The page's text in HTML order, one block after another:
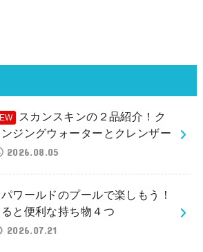
スカンスキンの２品紹介！ク
ンジングウォーターとクレンザー
2026.08.05
ワールドのプールで楽しもう！
と便利な持ち物４つ
2026.07.21